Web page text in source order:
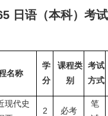
日语（本科）考试
名称
学
分
课程类
别
考试
方式
现代史
2 必考
笔